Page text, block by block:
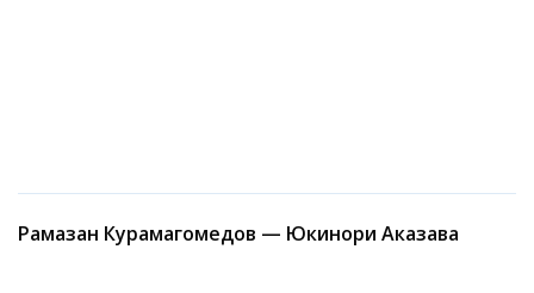
Рамазан Курамагомедов — Юкинори Аказава